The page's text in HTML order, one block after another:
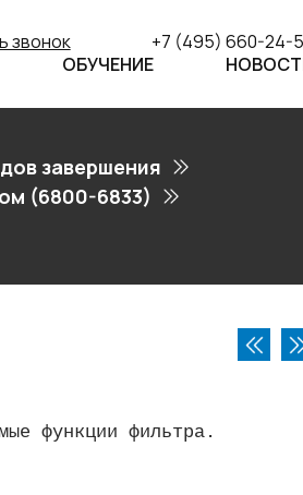
звонок
+7 (495) 660-24-
ОБУЧЕНИЕ
завершения
(6800-6833)
функции фильтра.